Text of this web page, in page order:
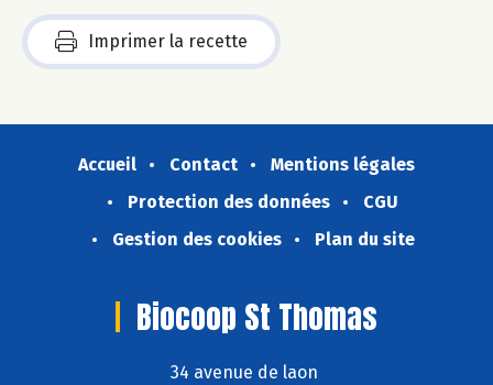
Imprimer la recette
Accueil Contact
Mentions légales
Protection des données
CGU
Gestion des cookies
Plan du site
Biocoop St Thomas
34 avenue de laon